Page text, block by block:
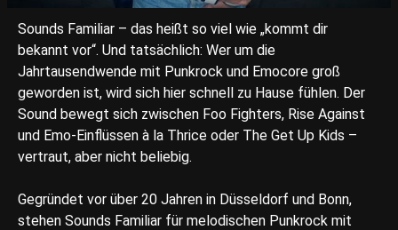
Sounds Familiar – das heißt so viel wie „kommt dir
bekannt vor“. Und tatsächlich: Wer um die
Jahrtausendwende mit Punkrock und Emocore groß
geworden ist, wird sich hier schnell zu Hause fühlen. Der
Sound bewegt sich zwischen Foo Fighters, Rise Against
und Emo-Einflüssen à la Thrice oder The Get Up Kids –
vertraut, aber nicht beliebig.
Gegründet vor über 20 Jahren in Düsseldorf und Bonn,
stehen Sounds Familiar für melodischen Punkrock mit